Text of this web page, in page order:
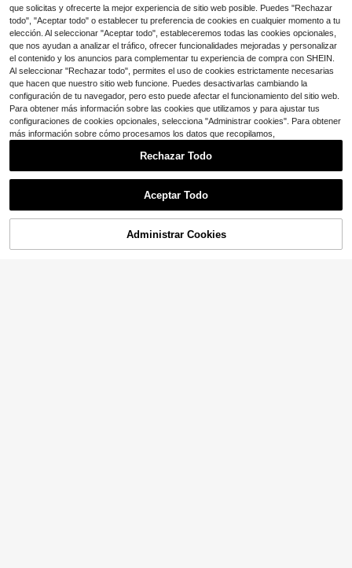
narios, soporte contorneado para p
osición de sueño plana, reposacabe
zas desmontable para relajación
#10 Más vendidos
Clientes habituales
$16.43 -22%
¡10% DE DESCUENTO! AÑADIR A LA BOLSA
que solicitas y ofrecerte la mejor experiencia de sitio web posible. Puedes "Rechazar
todo", "Aceptar todo" o establecer tu preferencia de cookies en cualquier momento a tu
elección. Al seleccionar "Aceptar todo", estableceremos todas las cookies opcionales,
que nos ayudan a analizar el tráfico, ofrecer funcionalidades mejoradas y personalizar
el contenido y los anuncios para complementar tu experiencia de compra con SHEIN.
Al seleccionar "Rechazar todo", permites el uso de cookies estrictamente necesarias
que hacen que nuestro sitio web funcione. Puedes desactivarlas cambiando la
configuración de tu navegador, pero esto puede afectar el funcionamiento del sitio web.
Para obtener más información sobre las cookies que utilizamos y para ajustar tus
configuraciones de cookies opcionales, selecciona "Administrar cookies". Para obtener
más información sobre cómo procesamos los datos que recopilamos,
Rechazar Todo
Aceptar Todo
Administrar Cookies